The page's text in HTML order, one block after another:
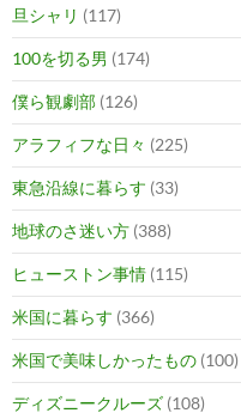
旦シャリ (117)
100を切る男 (174)
僕ら観劇部 (126)
アラフィフな日々 (225)
東急沿線に暮らす (33)
地球のさ迷い方 (388)
ヒューストン事情 (115)
米国に暮らす (366)
米国で美味しかったもの (100)
ディズニークルーズ (108)